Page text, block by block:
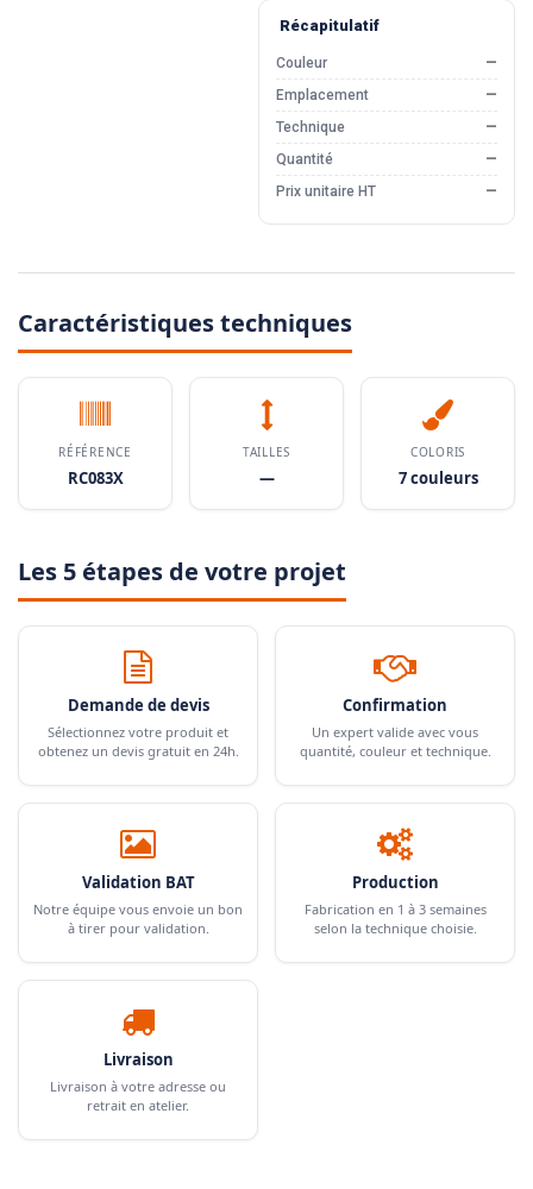
Récapitulatif
Couleur
—
Emplacement
—
Technique
—
Quantité
—
Prix unitaire HT
—
Caractéristiques techniques
RÉFÉRENCE
RC083X
TAILLES
—
COLORIS
7 couleurs
Les 5 étapes de votre projet
Demande de devis
Sélectionnez votre produit et
obtenez un devis gratuit en 24h.
Confirmation
Un expert valide avec vous
quantité, couleur et technique.
Validation BAT
Notre équipe vous envoie un bon
à tirer pour validation.
Production
Fabrication en 1 à 3 semaines
selon la technique choisie.
Livraison
Livraison à votre adresse ou
retrait en atelier.